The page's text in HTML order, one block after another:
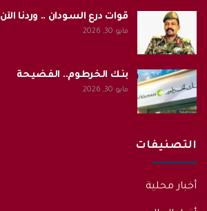
قوات درع السودان .. وردنا الآن
مايو 30, 2026
بنك الخرطوم.. الفضيحة
مايو 30, 2026
التصنيفات
أخبار محلية